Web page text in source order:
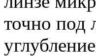
точно под